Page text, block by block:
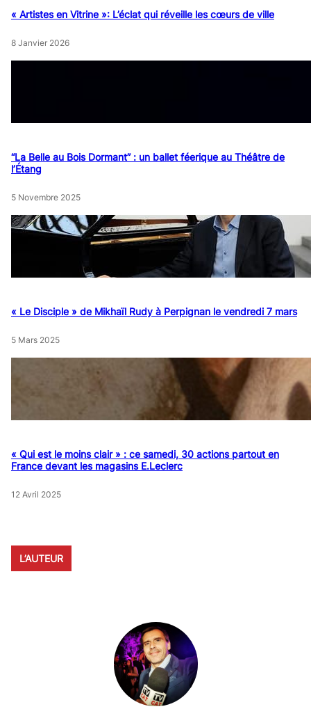
« Artistes en Vitrine »: L’éclat qui réveille les cœurs de ville
8 Janvier 2026
“La Belle au Bois Dormant” : un ballet féerique au Théâtre de
l’Étang
5 Novembre 2025
« Le Disciple » de Mikhaïl Rudy à Perpignan le vendredi 7 mars
5 Mars 2025
« Qui est le moins clair » : ce samedi, 30 actions partout en
France devant les magasins E.Leclerc
12 Avril 2025
L’AUTEUR